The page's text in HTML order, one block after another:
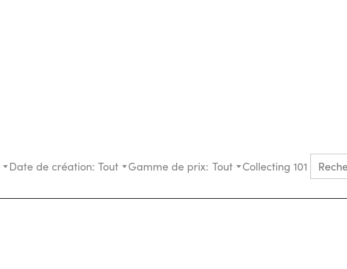
Date de création: Tout Gamme de prix: Tout Collecting 101